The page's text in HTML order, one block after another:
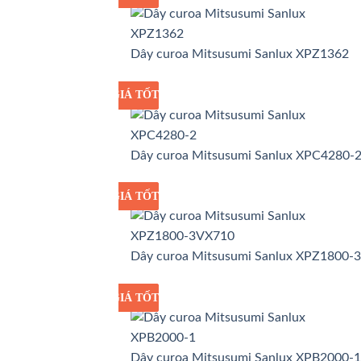
Dây curoa Mitsusumi Sanlux XPZ1362
GIÁ SỈ
GIÁ TỐT
Dây curoa Mitsusumi Sanlux XPC4280-2
GIÁ SỈ
GIÁ TỐT
Dây curoa Mitsusumi Sanlux XPZ1800-
GIÁ SỈ
GIÁ TỐT
Dây curoa Mitsusumi Sanlux XPB2000-1